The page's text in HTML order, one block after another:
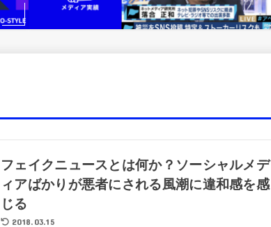
フェイクニュースとは何か？ソーシャルメデ
ィアばかりが悪者にされる風潮に違和感を感
じる
2018.03.15